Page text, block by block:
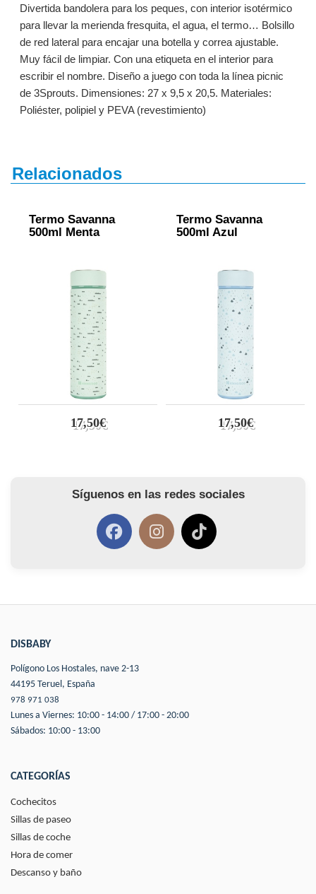
Divertida bandolera para los peques, con interior isotérmico
para llevar la merienda fresquita, el agua, el termo… Bolsillo
de red lateral para encajar una botella y correa ajustable.
Muy fácil de limpiar. Con una etiqueta en el interior para
escribir el nombre. Diseño a juego con toda la línea picnic
de 3Sprouts. Dimensiones: 27 x 9,5 x 20,5. Materiales:
Poliéster, polipiel y PEVA (revestimiento)
Relacionados
Termo Savanna
500ml Menta
17,50€
Termo Savanna
500ml Azul
17,50€
Síguenos en las redes sociales
DISBABY
Polígono Los Hostales, nave 2-13
44195 Teruel, España
978 971 038
Lunes a Viernes: 10:00 - 14:00 / 17:00 - 20:00
Sábados: 10:00 - 13:00
CATEGORÍAS
Cochecitos
Sillas de paseo
Sillas de coche
Hora de comer
Descanso y baño